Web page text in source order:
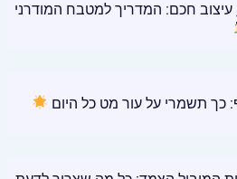
עיצוב חכם: המדריך למטבח המודרני
כך תשמרי על עור מט כל היום